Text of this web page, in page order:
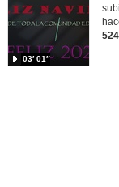
03′ 01″
524